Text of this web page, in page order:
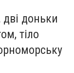
доньки
тіло